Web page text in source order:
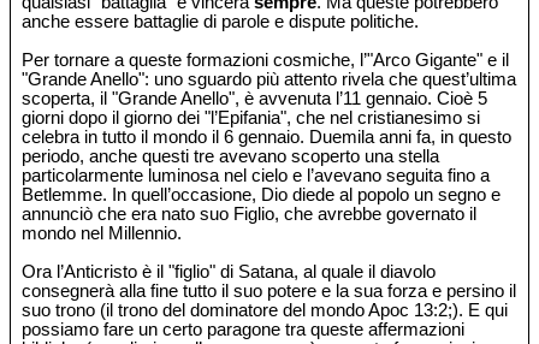
anche essere battaglie di parole e dispute politiche.
Per tornare a queste formazioni cosmiche, l’"Arco Gigante" e il
"Grande Anello": uno sguardo più attento rivela che quest’ultima
scoperta, il "Grande Anello", è avvenuta l’11 gennaio. Cioè 5
giorni dopo il giorno dei "l’Epifania", che nel cristianesimo si
celebra in tutto il mondo il 6 gennaio. Duemila anni fa, in questo
periodo, anche questi tre avevano scoperto una stella
particolarmente luminosa nel cielo e l’avevano seguita fino a
Betlemme. In quell’occasione, Dio diede al popolo un segno e
annunciò che era nato suo Figlio, che avrebbe governato il
mondo nel Millennio.
Ora l’Anticristo è il "figlio" di Satana, al quale il diavolo
consegnerà alla fine tutto il suo potere e la sua forza e persino il
suo trono (il trono del dominatore del mondo Apoc 13:2;). E qui
possiamo fare un certo paragone tra queste affermazioni